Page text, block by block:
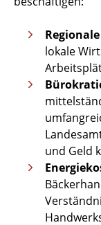
lokale
und Geld